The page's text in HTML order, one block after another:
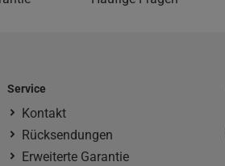
Service
Kontakt
Rücksendungen
Erweiterte Garantie